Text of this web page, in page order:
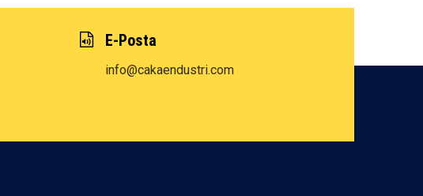
E-Posta
info@cakaendustri.com